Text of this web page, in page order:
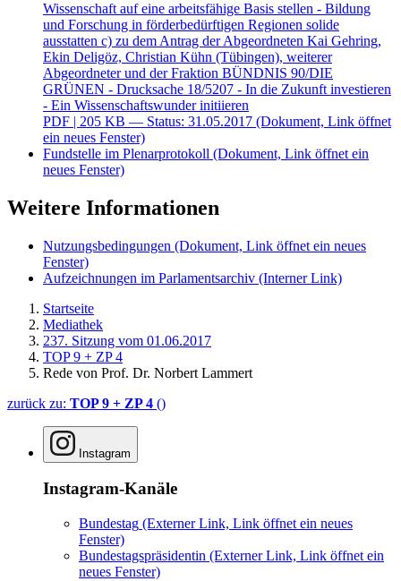
Wissenschaft auf eine arbeitsfähige Basis stellen - Bildung
und Forschung in förderbedürftigen Regionen solide
ausstatten c) zu dem Antrag der Abgeordneten Kai Gehring,
Ekin Deligöz, Christian Kühn (Tübingen), weiterer
Abgeordneter und der Fraktion BÜNDNIS 90/DIE
GRÜNEN - Drucksache 18/5207 - In die Zukunft investieren
- Ein Wissenschaftswunder initiieren
PDF | 205 KB — Status: 31.05.2017 (Dokument, Link öffnet
ein neues Fenster)
Fundstelle im Plenarprotokoll (Dokument, Link öffnet ein
neues Fenster)
Weitere Informationen
Nutzungsbedingungen (Dokument, Link öffnet ein neues
Fenster)
Aufzeichnungen im Parlamentsarchiv (Interner Link)
Startseite
Mediathek
237. Sitzung vom 01.06.2017
TOP 9 + ZP 4
Rede von Prof. Dr. Norbert Lammert
zurück zu: TOP 9 + ZP 4 ()
Instagram
Instagram-Kanäle
Bundestag (Externer Link, Link öffnet ein neues
Fenster)
Bundestagspräsidentin (Externer Link, Link öffnet ein
neues Fenster)